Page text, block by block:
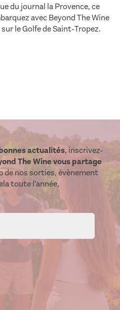
du journal la Provence, ce
avec Beyond The Wine
le Golfe de Saint-Tropez.
actualités, inscrivez-
The Wine vous partage
de nos sorties, évènement
toute l’année,